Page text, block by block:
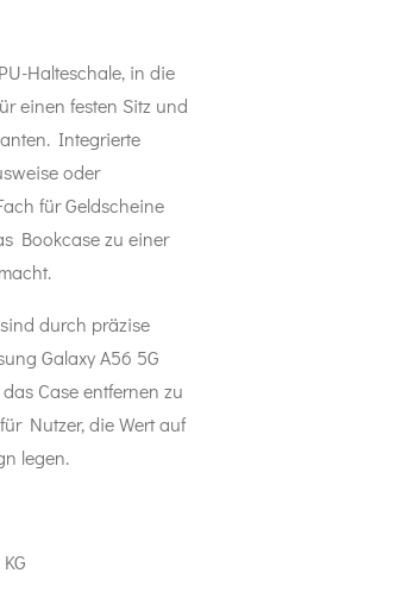
Halteschale, in die
einen festen Sitz und
Integrierte
oder
für Geldscheine
Bookcase zu einer
durch präzise
Galaxy A56 5G
Case entfernen zu
Nutzer, die Wert auf
legen.